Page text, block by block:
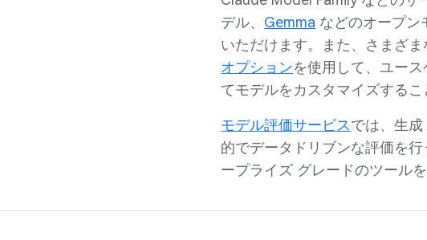
デル、 Gemma などのオープン
いただけます。また、さまざま
オプションを使用して、ユー
てモデルをカスタマイズするこ
モデル評価サービスでは、生
的でデータドリブンな評価を行
ープライズ グレードのツールを